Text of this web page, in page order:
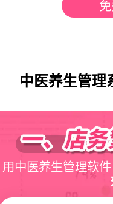
中医养生管理
用中医养生管理软件